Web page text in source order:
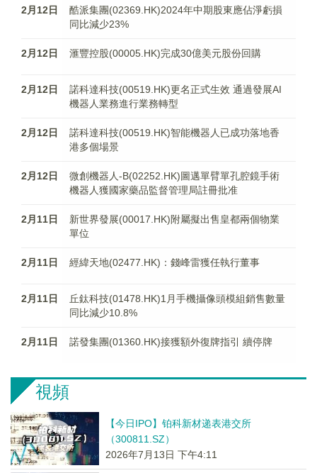
2月12日
酷派集團(02369.HK)2024年中期股東應佔淨虧損
同比減少23%
2月12日 滙豐控股(00005.HK)完成30億美元股份回購
2月12日
諾科達科技(00519.HK)更名正式生效 通過發展AI
機器人業務進行業務轉型
2月12日
諾科達科技(00519.HK)智能機器人已成功落地香
港多個場景
2月12日
微創機器人-B(02252.HK)圖邁單臂單孔腔鏡手術
機器人獲國家藥品監督管理局註冊批准
2月11日
新世界發展(00017.HK)附屬擬出售皇都兩個物業
單位
2月11日 經緯天地(02477.HK)：錢峰雷獲任執行董事
2月11日
丘鈦科技(01478.HK)1月手機攝像頭模組銷售數量
同比減少10.8%
2月11日 諾發集團(01360.HK)接獲額外復牌指引 續停牌
視頻
【今日IPO】铂科新材递表港交所
（300811.SZ）
2026年7月13日 下午4:11